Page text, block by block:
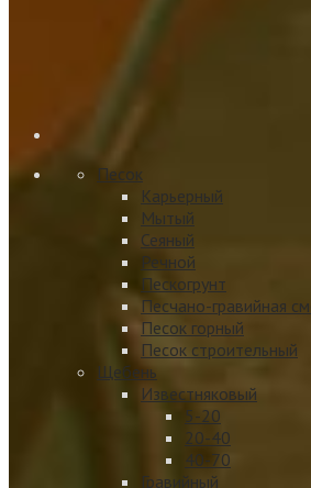
Песок
Карьерный
Мытый
Сеяный
Речной
Пескогрунт
Песчано-гравийная
Песок горный
Песок строительный
Щебень
Известняковый
5-20
20-40
40-70
Гравийный